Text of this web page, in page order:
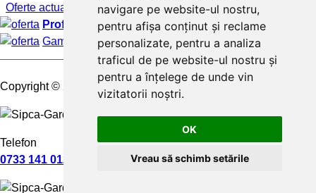
navigare pe website-ul nostru,
pentru afișa conținut și reclame
personalizate, pentru a analiza
traficul de pe website-ul nostru și
pentru a înțelege de unde vin
vizitatorii noștri.
OK
Vreau să schimb setările
Oferte actuale
Profita de ofertele noastre: de pana la 30% reducere
Gama variata de culori si finisaje
Copyright© 2025 Sipca-Gard.
Telefon
0733 141 012